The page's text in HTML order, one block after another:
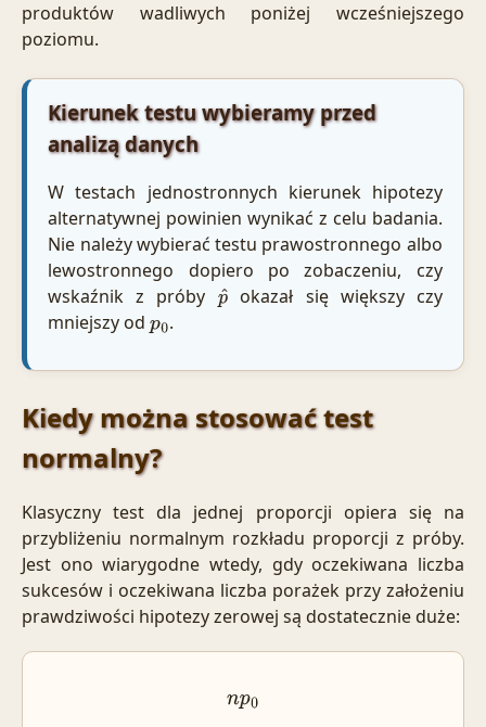
produktów wadliwych poniżej wcześniejszego
poziomu.
Kierunek testu wybieramy przed
analizą danych
W testach jednostronnych kierunek hipotezy
alternatywnej powinien wynikać z celu badania.
Nie należy wybierać testu prawostronnego albo
lewostronnego dopiero po zobaczeniu, czy
wskaźnik z próby p okazał się większy czy
mniejszy odp0.
Kiedy można stosować test
normalny?
Klasyczny test dla jednej proporcji opiera się na
przybliżeniu normalnym rozkładu proporcji z próby.
Jest ono wiarygodne wtedy, gdy oczekiwana liczba
sukcesów i oczekiwana liczba porażek przy założeniu
prawdziwości hipotezy zerowej są dostatecznie duże:
np0